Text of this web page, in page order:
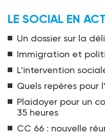
LE SOCIAL EN
Un dossier sur la
Immigration et
L'intervention
Quels repères pour
Plaidoyer pour un
35 heures
CC 66 : nouvelle